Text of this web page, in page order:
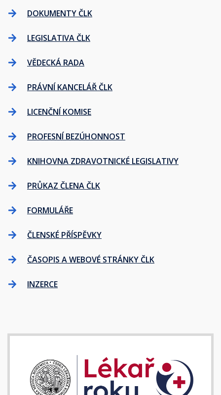
DOKUMENTY ČLK
LEGISLATIVA ČLK
VĚDECKÁ RADA
PRÁVNÍ KANCELÁŘ ČLK
LICENČNÍ KOMISE
PROFESNÍ BEZÚHONNOST
KNIHOVNA ZDRAVOTNICKÉ LEGISLATIVY
PRŮKAZ ČLENA ČLK
FORMULÁŘE
ČLENSKÉ PŘÍSPĚVKY
ČASOPIS A WEBOVÉ STRÁNKY ČLK
INZERCE